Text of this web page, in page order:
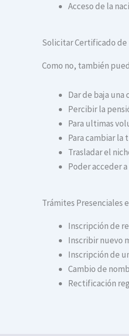
Acceso de la
Solicitar Certificado
Como no, también
Dar de baja
Percibir la
Para ultimas
Para cambiar
Trasladar el
Poder acceder
Trámites Presenciales
Inscripción de
Inscribir nuevo
Inscripción de
Cambio de
Rectificación